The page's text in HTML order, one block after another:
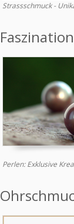
Strassschmuck -
Perlen: Exklusive